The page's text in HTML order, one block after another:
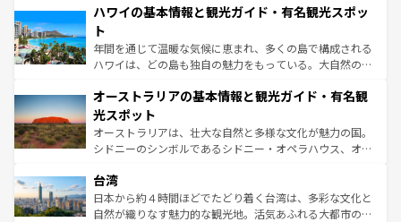
着のスイス情報はコンテンツ一覧を参照してほしい。
のような巨大都市は、観光、ショッピング、エンターテイ
ンメントが詰まった刺激的なスポットだ。一方、アメリカ
西部には大自然が広がり、グランドキャニオンやイエロー
ストーン国立公園といった絶景が堪能できる。さらに、南
文化が魅力。旅行者はアメリカの各地域で異なる魅力を楽
しみながら、その多様性と豊かな歴史を感じることができ
るだろう。車でのロードトリップや列車の旅も、アメリカ
ならではの贅沢な旅のスタイルだ。 なお、新着のアメリカ
情報は コンテンツ一覧 を参照してほしい。
ハワイの基本情報と観光ガイド・有名観光スポッ
ト
年間を通じて温暖な気候に恵まれ、多くの島で構成される
ハワイは、どの島も独自の魅力をもっている。大自然の神
ワイ島は見逃せない。また、定番の観光地といえばオアフ
島だが、静かな自然を求めるならマウイ島やカウアイ島が
おすすめ。エメラルドグリーンに輝く海をはじめ、豊かな
文化や歴史が息づいている。「アロハスピリット」と呼ば
人々、おいしいローカルフードやハワイアンミュージッ
ク、伝統的なフラダンスなど、すべてがハワイの魅力を彩
っている。訪れるたびに新しい発見と感動が待っているハ
オーストラリアの基本情報と観光ガイド・有名観
光スポット
オーストラリアは、壮大な自然と多様な文化が魅力の国。
シドニーのシンボルであるシドニー・オペラハウス、オー
リアリーフや大陸中央部にそびえるウルル（エアーズロッ
ク）、タスマニアの美しい原生林やケアンズの熱帯雨林な
ど、見どころがたくさん。また、カフェやワイン、オージ
台湾
日本から約４時間ほどでたどり着く台湾は、多彩な文化と
自然が織りなす魅力的な観光地。活気あふれる大都市の台